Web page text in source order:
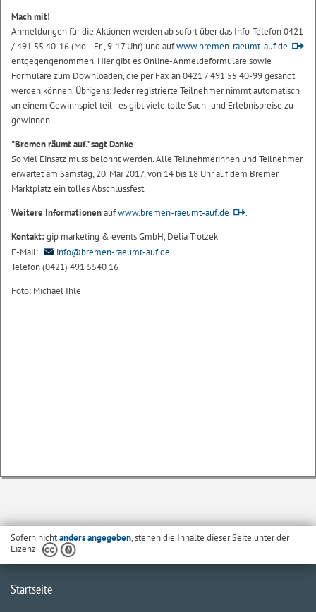
Mach mit!
Anmeldungen für die Aktionen werden ab sofort über das Info-Telefon 0421
/ 491 55 40-16 (Mo. - Fr., 9-17 Uhr) und aufwww.bremen-raeumt-auf.de
entgegengenommen. Hier gibt es Online-Anmeldeformulare sowie
Formulare zum Downloaden, die per Fax an 0421 / 491 55 40-99 gesandt
werden können. Übrigens: Jeder registrierte Teilnehmer nimmt automatisch
an einem Gewinnspiel teil - es gibt viele tolle Sach- und Erlebnispreise zu
gewinnen.
"Bremen räumt auf." sagt Danke
So viel Einsatz muss belohnt werden. Alle Teilnehmerinnen und Teilnehmer
erwartet am Samstag, 20. Mai 2017, von 14 bis 18 Uhr auf dem Bremer
Marktplatz ein tolles Abschlussfest.
Weitere Informationenaufwww.bremen-raeumt-auf.de
.
Kontakt:gip marketing & events GmbH, Delia Trotzek
E-Mail:
info@bremen-raeumt-auf.de
Telefon (0421) 491 5540 16
Foto: Michael Ihle
Sofern nichtanders angegeben, stehen die Inhalte dieser Seite unter der
Lizenz
Startseite